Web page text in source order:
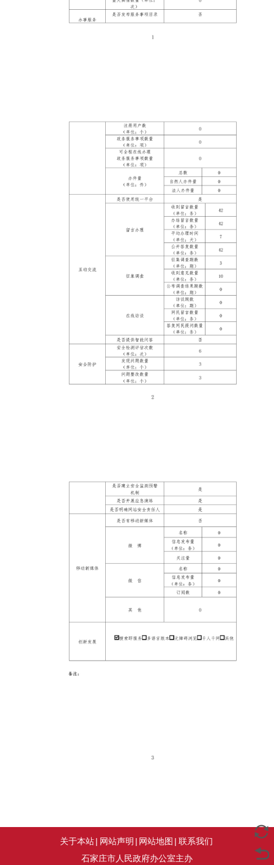
关于本站| 网站声明 | 网站地图 | 联系我们
石家庄市人民政府办公室主办